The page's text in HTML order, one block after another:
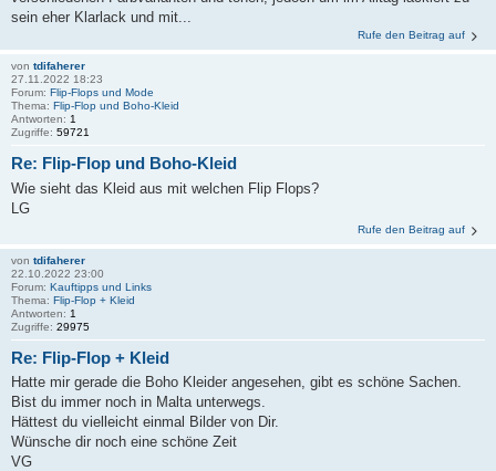
sein eher Klarlack und mit...
Rufe den Beitrag auf
von tdifaherer
27.11.2022 18:23
Forum: Flip-Flops und Mode
Thema: Flip-Flop und Boho-Kleid
Antworten: 1
Zugriffe: 59721
Re: Flip-Flop und Boho-Kleid
Wie sieht das Kleid aus mit welchen Flip Flops?
LG
Rufe den Beitrag auf
von tdifaherer
22.10.2022 23:00
Forum: Kauftipps und Links
Thema: Flip-Flop + Kleid
Antworten: 1
Zugriffe: 29975
Re: Flip-Flop + Kleid
Hatte mir gerade die Boho Kleider angesehen, gibt es schöne Sachen.
Bist du immer noch in Malta unterwegs.
Hättest du vielleicht einmal Bilder von Dir.
Wünsche dir noch eine schöne Zeit
VG